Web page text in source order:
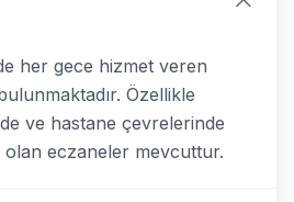
her gece hizmet veren
Özellikle
ve hastane çevrelerinde
olan eczaneler mevcuttur.